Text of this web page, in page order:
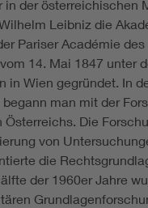
der österreichischen
Leibniz die
Pariser Académie
14. Mai 1847 unter
in Wien gegründet. In
man mit der
Die
von
die
der 1960er Jahre